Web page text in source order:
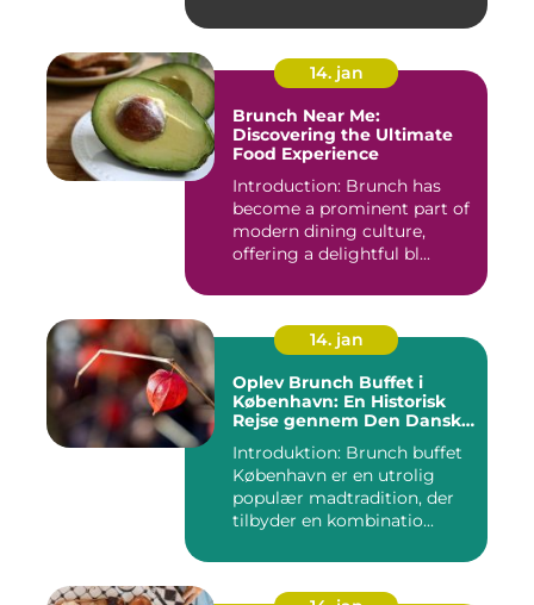
14. jan
Brunch Near Me:
Discovering the Ultimate
Food Experience
Introduction: Brunch has
become a prominent part of
modern dining culture,
offering a delightful bl...
14. jan
Oplev Brunch Buffet i
København: En Historisk
Rejse gennem Den Danske
Skatte
Introduktion: Brunch buffet
København er en utrolig
populær madtradition, der
tilbyder en kombinatio...